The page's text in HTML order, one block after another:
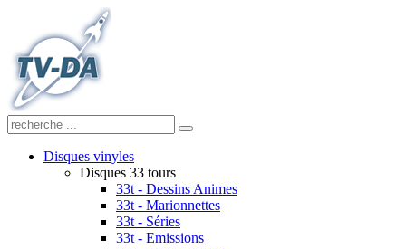
Disques vinyles
Disques 33 tours
33t - Dessins Animes
33t - Marionnettes
33t - Séries
33t - Emissions